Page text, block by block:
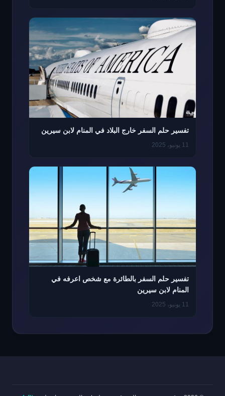
تفسير حلم السفر خارج البلاد في المنام لابن سيرين
11 يونيو، 2025
تفسير حلم السفر بالطائرة مع شخص اعرفه في
المنام لابن سيرين
11 يونيو، 2025